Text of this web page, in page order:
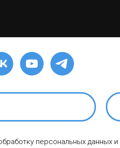
персональных данных